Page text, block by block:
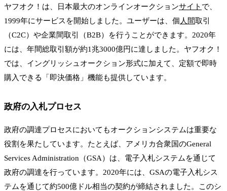
ヤフオク！は、日本最大のオンラインオークションサイト で、
1999年にサービスを開始しました。ユーザーは、個 人間取引
（C2C）や企業間取引（B2B）を行うことができます。2020年
には、年間総取引額が約1兆3000億円に達しました。ヤフオク！
では、イングリッシュオークション形式に加えて、定額で即時
購入できる「即決価格」機能も提供しています。
政府の入札プロセス
政府の調達プロセスにおいてもオークションシステムは重要な
役割を果たしています。たとえば、アメリカ合衆国のGeneral
Services Administration（GSA）は、電子入札システムを通じて
政府の調達を行っています。2020年には、GSAの電子入札シス
テムを通じて約500億ドル相当の契約が締結されました。このシ